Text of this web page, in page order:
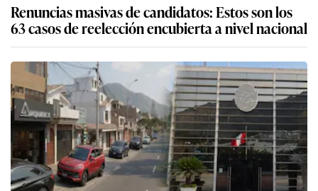
Renuncias masivas de candidatos: Estos son los
63 casos de reelección encubierta a nivel nacional